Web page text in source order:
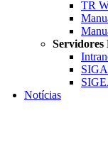
TR
Servidores
Notícias